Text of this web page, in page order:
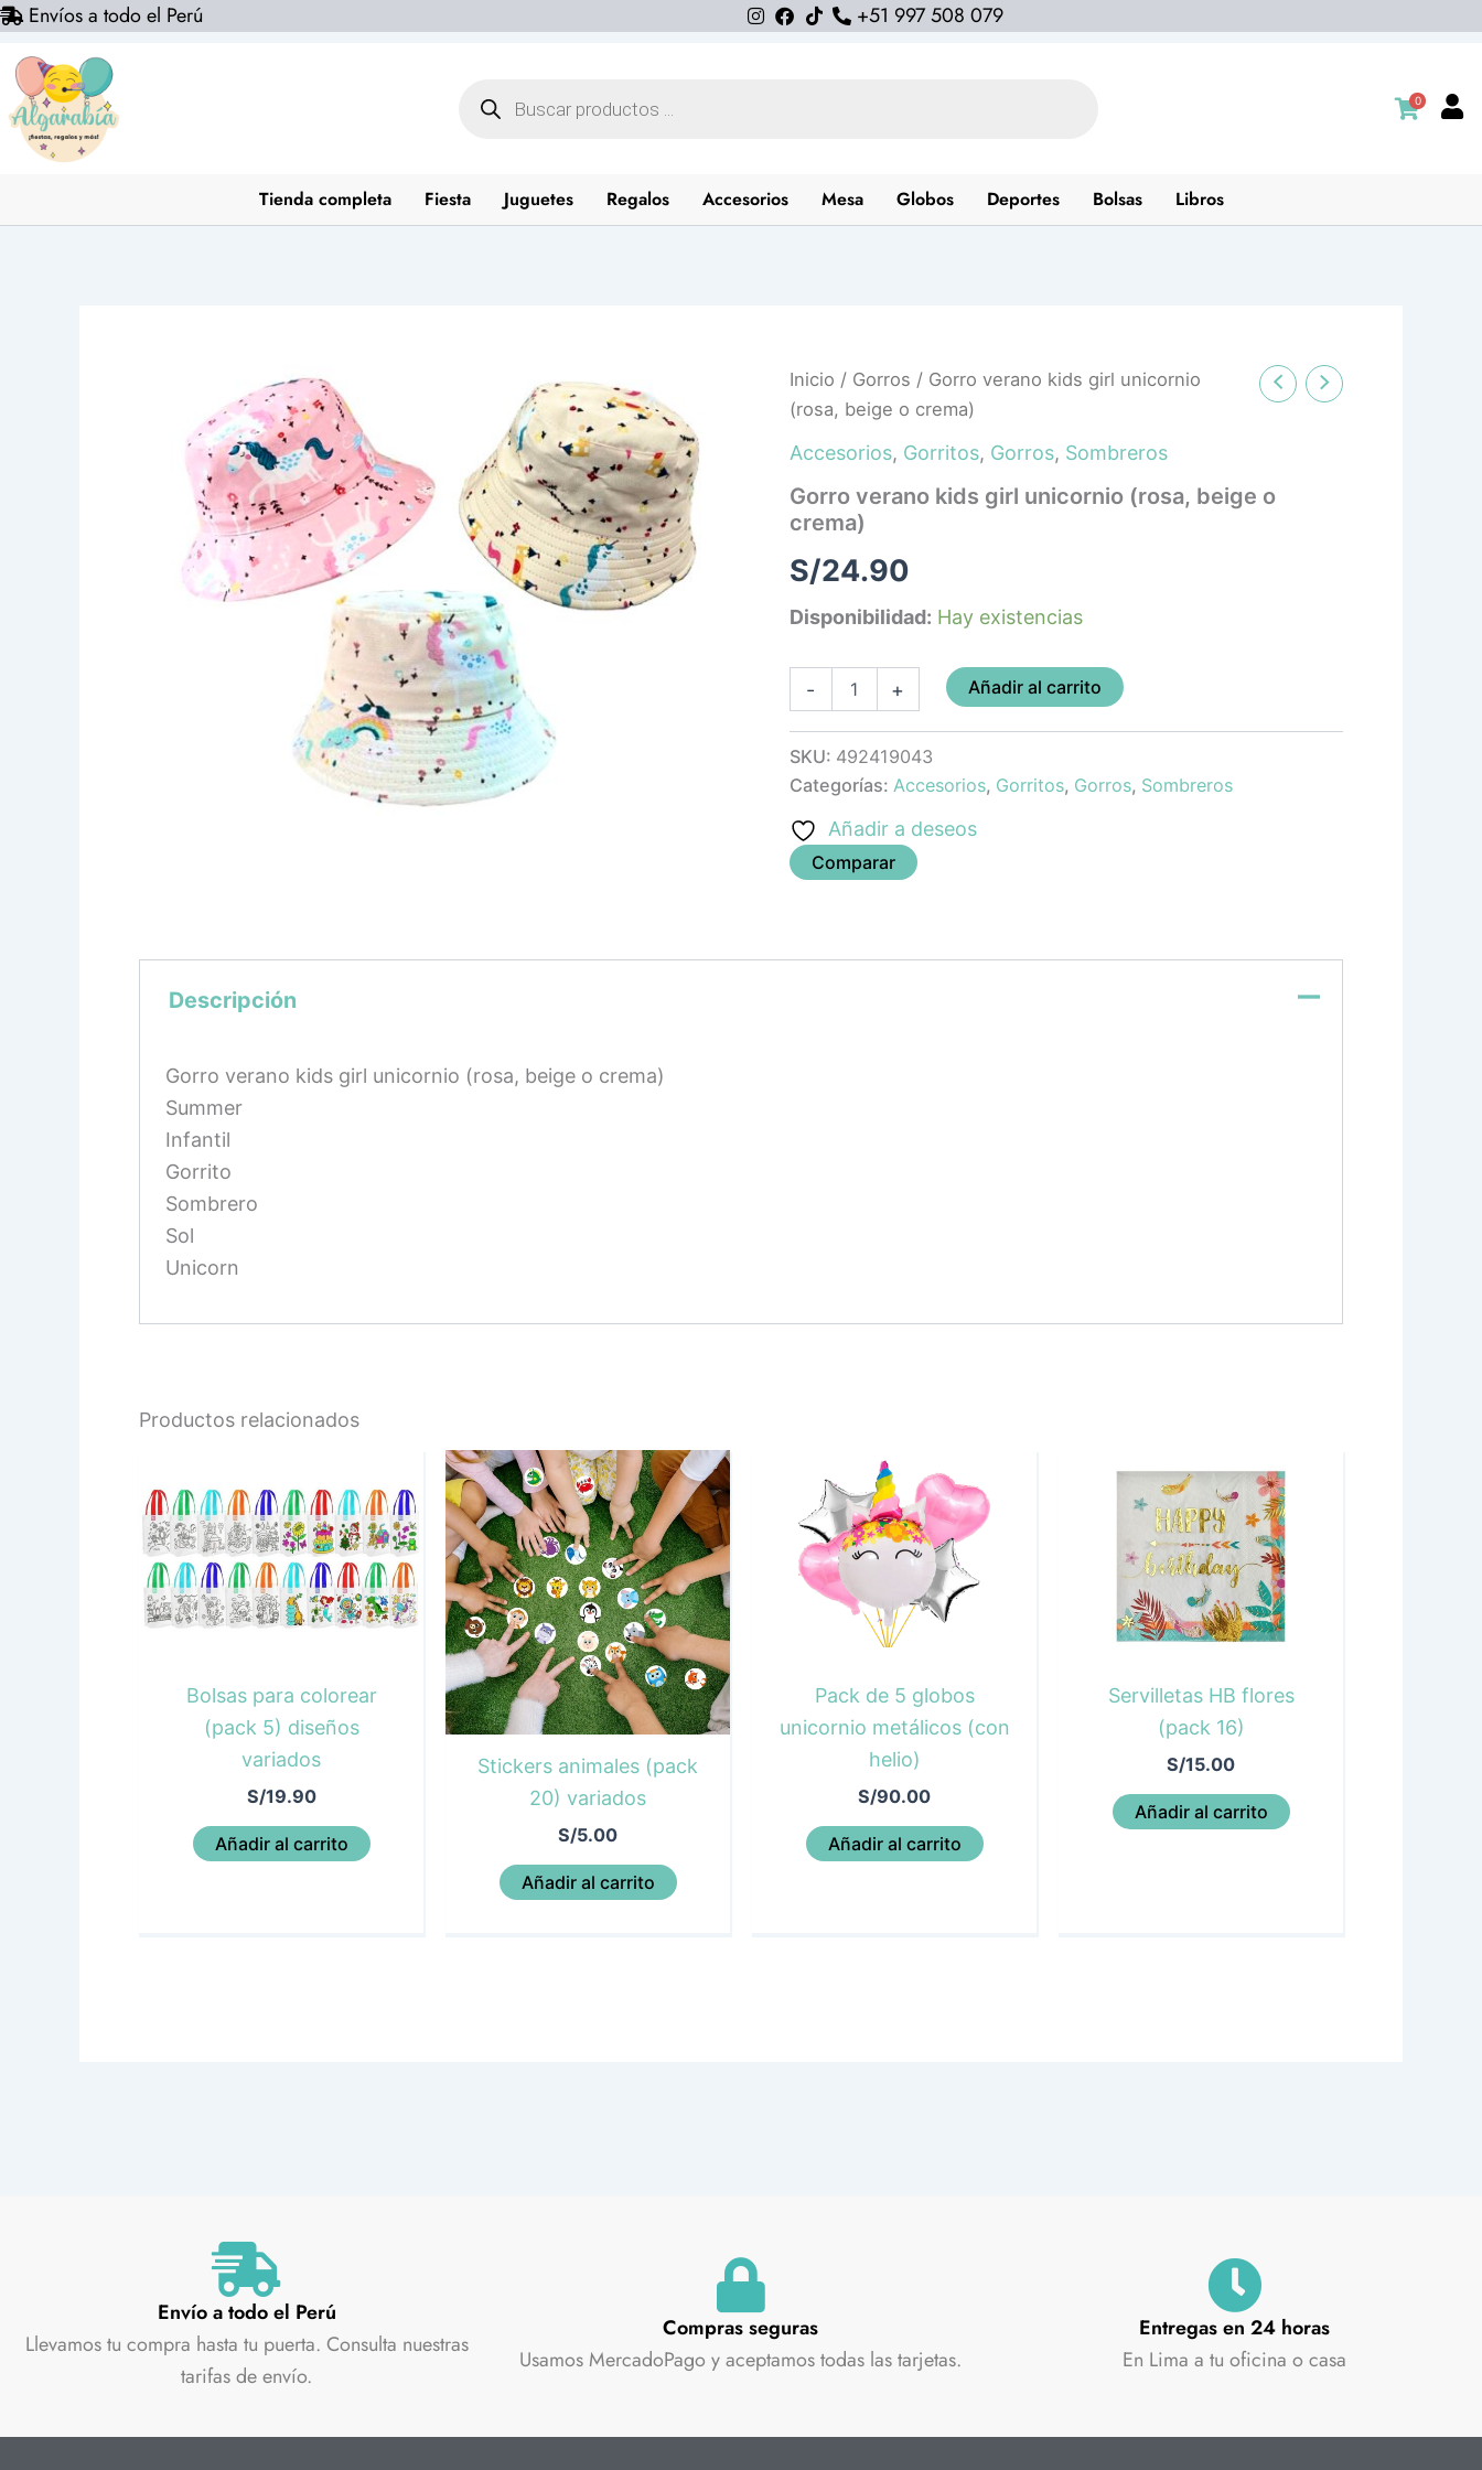
Ir
contenido
Envíos a todo el Perú +51 997 508 079
productos
0
Tienda completa Fiesta Juguetes Regalos Accesorios Mesa Globos Deportes Bolsas Libros
Inicio / Gorros / Gorro verano kids girl unicornio
(rosa, beige o crema)
Accesorios, Gorritos, Gorros, Sombreros
Gorro verano kids girl unicornio (rosa, beige o
crema)
S/24.90
Disponibilidad: Hay existencias
-
Gorro
kids
unicornio
(rosa,
beige
o
cantidad
+ Añadir al carrito
SKU: 492419043
Categorías: Accesorios, Gorritos, Gorros, Sombreros
Añadir a deseos
Comparar
Descripción
Gorro verano kids girl unicornio (rosa, beige o crema)
Summer
Infantil
Gorrito
Sombrero
Sol
Unicorn
Productos relacionados
Bolsas para colorear
(pack 5) diseños
variados
S/19.90
Añadir al carrito
Stickers animales (pack
20) variados
S/5.00
Añadir al carrito
Pack de 5 globos
unicornio metálicos (con
helio)
S/90.00
Añadir al carrito
Servilletas HB flores
(pack 16)
S/15.00
Añadir al carrito
Envío a todo el Perú
Llevamos tu compra hasta tu puerta. Consulta nuestras
tarifas de envío.
Compras seguras
Usamos MercadoPago y aceptamos todas las tarjetas.
Entregas en 24 horas
En Lima a tu oficina o casa